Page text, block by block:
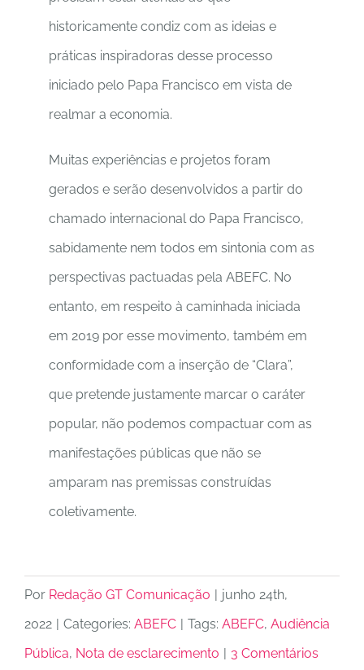
historicamente condiz com as ideias e
práticas inspiradoras desse processo
iniciado pelo Papa Francisco em vista de
realmar a economia.
Muitas experiências e projetos foram
gerados e serão desenvolvidos a partir do
chamado internacional do Papa Francisco,
sabidamente nem todos em sintonia com as
perspectivas pactuadas pela ABEFC. No
entanto, em respeito à caminhada iniciada
em 2019 por esse movimento, também em
conformidade com a inserção de “Clara”,
que pretende justamente marcar o caráter
popular, não podemos compactuar com as
manifestações públicas que não se
amparam nas premissas construídas
coletivamente.
Por Redação GT Comunicação
junho 24th,
2022
Categories: ABEFC Tags: ABEFC, Audiência
Pública, Nota de esclarecimento 3 Comentários